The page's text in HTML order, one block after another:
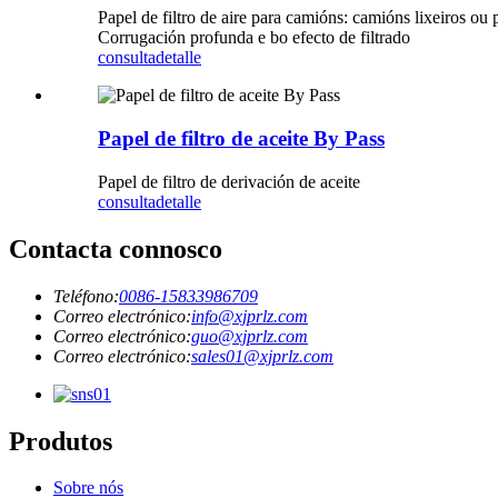
Papel de filtro de aire para camións: camións lixeiros ou
Corrugación profunda e bo efecto de filtrado
consultadetalle
Papel de filtro de aceite By Pass
Papel de filtro de derivación de aceite
consultadetalle
Contacta connosco
Teléfono:0086-15833986709
Correo electrónico:info@xjprlz.com
Correo electrónico:guo@xjprlz.com
Correo electrónico:sales01@xjprlz.com
Produtos
Sobre nós